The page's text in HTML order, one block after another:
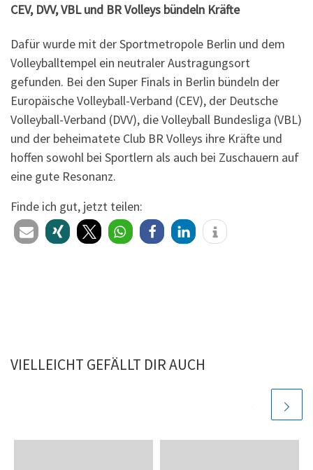
CEV, DVV, VBL und BR Volleys bündeln Kräfte
Dafür wurde mit der Sportmetropole Berlin und dem
Volleyballtempel ein neutraler Austragungsort
gefunden. Bei den Super Finals in Berlin bündeln der
Europäische Volleyball-Verband (CEV), der Deutsche
Volleyball-Verband (DVV), die Volleyball Bundesliga (VBL)
und der beheimatete Club BR Volleys ihre Kräfte und
hoffen sowohl bei Sportlern als auch bei Zuschauern auf
eine gute Resonanz.
Finde ich gut, jetzt teilen:
VIELLEICHT GEFÄLLT DIR AUCH